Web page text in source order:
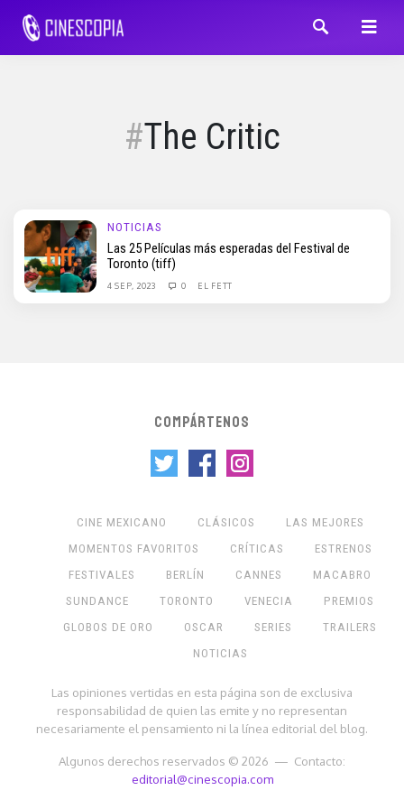
The Critic
NOTICIAS
Las 25 Películas más esperadas del Festival de
Toronto (tiff)
4 SEP, 2023 0 EL FETT
COMPÁRTENOS
CINE MEXICANO CLÁSICOS
LAS MEJORES
MOMENTOS FAVORITOS
CRÍTICAS
ESTRENOS
FESTIVALES
BERLÍN CANNES
MACABRO
SUNDANCE
TORONTO VENECIA
PREMIOS
GLOBOS DE ORO
OSCAR SERIES
TRAILERS
NOTICIAS
Las opiniones vertidas en esta página son de exclusiva
responsabilidad de quien las emite y no representan
necesariamente el pensamiento ni la línea editorial del blog.
Algunos derechos reservados © 2026 — Contacto:
editorial@cinescopia.com